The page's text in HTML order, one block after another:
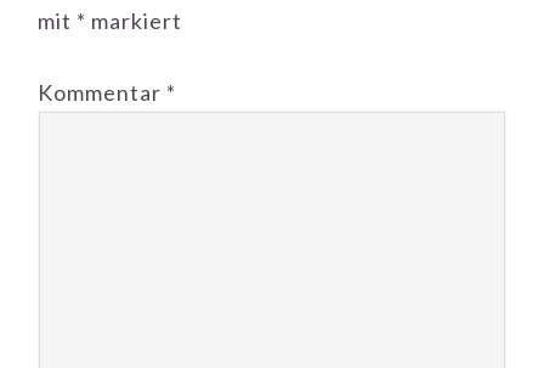
mit * markiert
Kommentar *